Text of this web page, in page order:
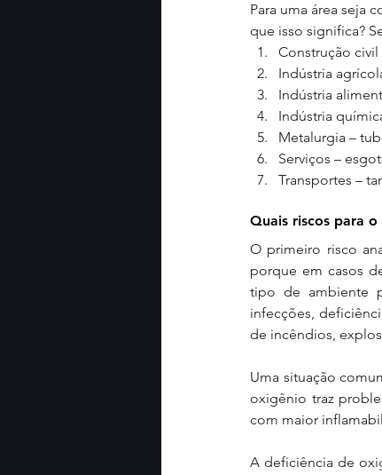
Para uma área seja
que isso significa?
Construção civil
Indústria
Indústria
Indústria
Metalurgia –
Serviços –
Transportes –
Quais riscos para
O primeiro risco
porque em casos
tipo de ambiente
infecções,
de incêndios,
Uma situação
oxigênio traz
com maior
A deficiência de